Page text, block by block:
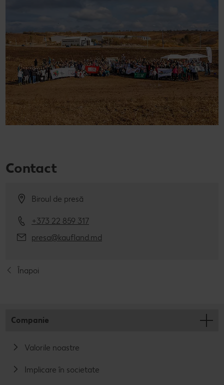
Contact
Biroul de presă
+373 22 859 317
presa@kaufland.md
Înapoi
Companie
Valorile noastre
Implicare în societate